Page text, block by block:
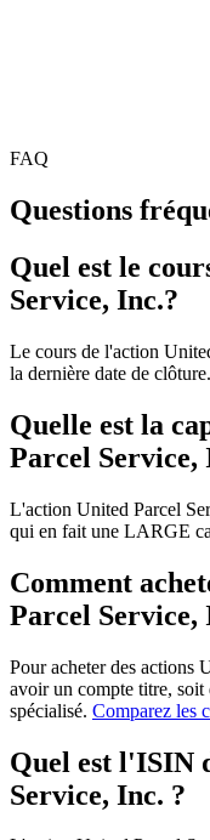
FAQ
Questions
Quel est le
Service, Inc.?
Le cours de l'action
la dernière date de clôture.
Quelle est la
Parcel Service,
L'action United Parcel
qui en fait une LARGE
Comment
Parcel Service,
Pour acheter des actions
avoir un compte titre, soit
spécialisé. Comparez les
Quel est l'ISIN
Service, Inc. ?